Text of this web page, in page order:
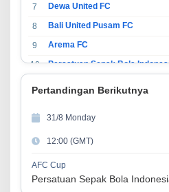
7
Dewa United FC
8
Bali United Pusam FC
9
Arema FC
10
13
14
Madura United FC
15
Persatuan Sepakbola Makassar
16
Persis Solo
Pertandingan Berikutnya
31/8 Monday
12:00 (GMT)
AFC Cup